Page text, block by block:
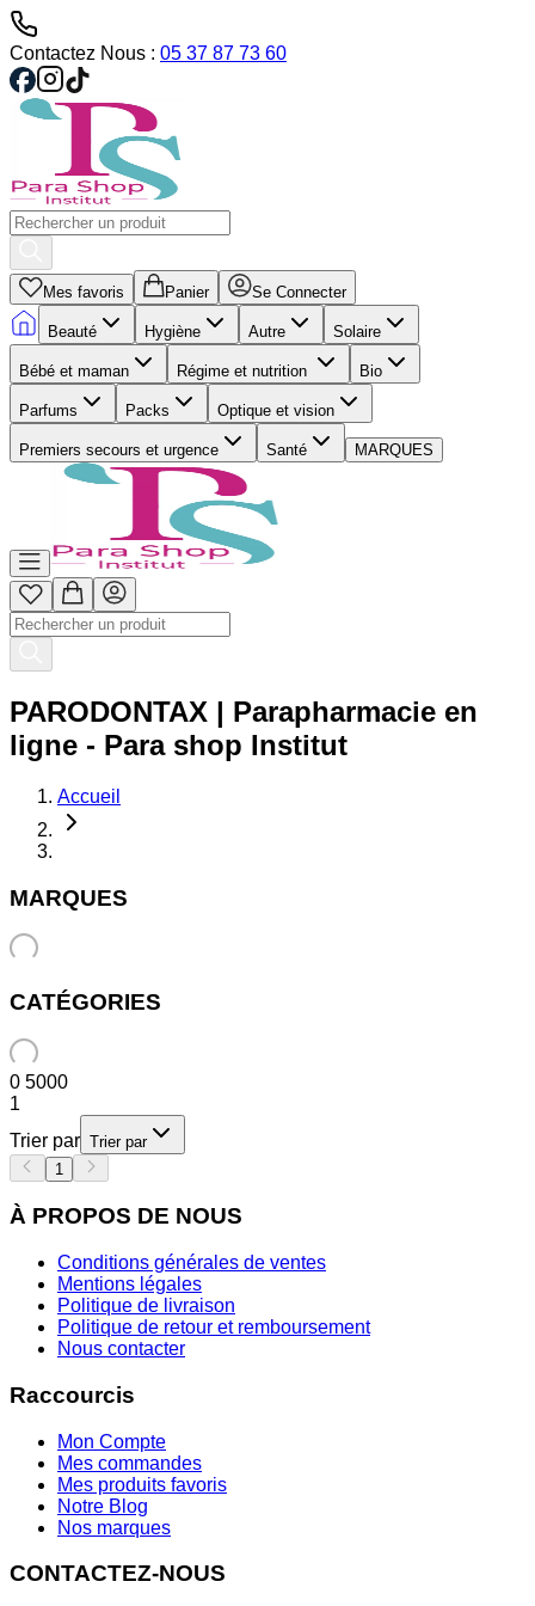
Contactez Nous : 05 37 87 73 60
Mes favoris Panier Se Connecter
Beauté Hygiène Autre Solaire
Bébé et maman Régime et nutrition Bio
Parfums Packs Optique et vision
Premiers secours et urgence Santé MARQUES
PARODONTAX | Parapharmacie en
ligne - Para shop Institut
Accueil
MARQUES
CATÉGORIES
0 5000
1
Trier par Trier par
1
À PROPOS DE NOUS
Conditions générales de ventes
Mentions légales
Politique de livraison
Politique de retour et remboursement
Nous contacter
Raccourcis
Mon Compte
Mes commandes
Mes produits favoris
Notre Blog
Nos marques
CONTACTEZ-NOUS